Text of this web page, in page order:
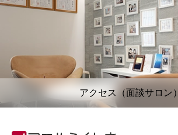
アクセス（面談サロン）